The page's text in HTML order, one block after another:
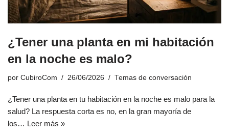
¿Tener una planta en mi habitación
en la noche es malo?
por CubiroCom 26/06/2026 Temas de conversación
¿Tener una planta en tu habitación en la noche es malo para la
salud? La respuesta corta es no, en la gran mayoría de
los… Leer más »